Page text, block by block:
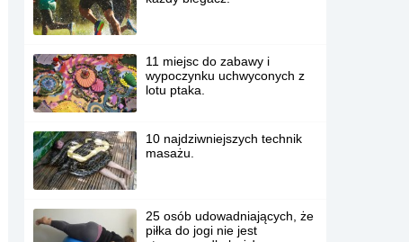
11 miejsc do zabawy i
wypoczynku uchwyconych z
lotu ptaka.
10 najdziwniejszych technik
masażu.
25 osób udowadniających, że
piłka do jogi nie jest